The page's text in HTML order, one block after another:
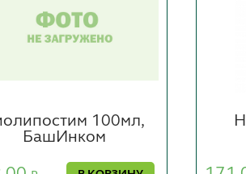
100мл,
БашИнком